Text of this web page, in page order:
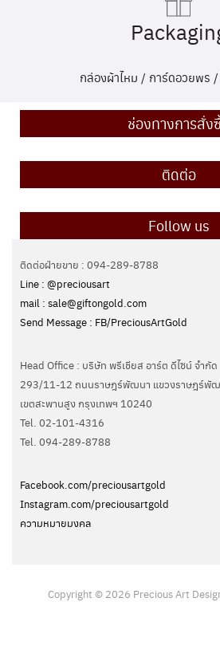
กล่องผ้าไหม / การ์ดอวยพร /
ช่องทางการสั่ง
ติดต่อ
Follow us
ติดต่อฝ่ายขาย : 094-289-8788
Line : @preciousart
mail : sale@giftongold.com
Send Message : FB/PreciousArtGold
Head Office : บริษัท พรีเชียส อาร์ต ดีไซน์ จำกัด
293/11-12 ถนนราษฎร์พัฒนา แขวงราษฎร์พั
เขตสะพานสูง กรุงเทพฯ 10240
Tel. 02-101-4316
Tel. ‭094-289-8788‬
Facebook.com/preciousartgold
Instagram.com/preciousartgold
ความหมายมงคล
Copyright © 2026 Precious Art